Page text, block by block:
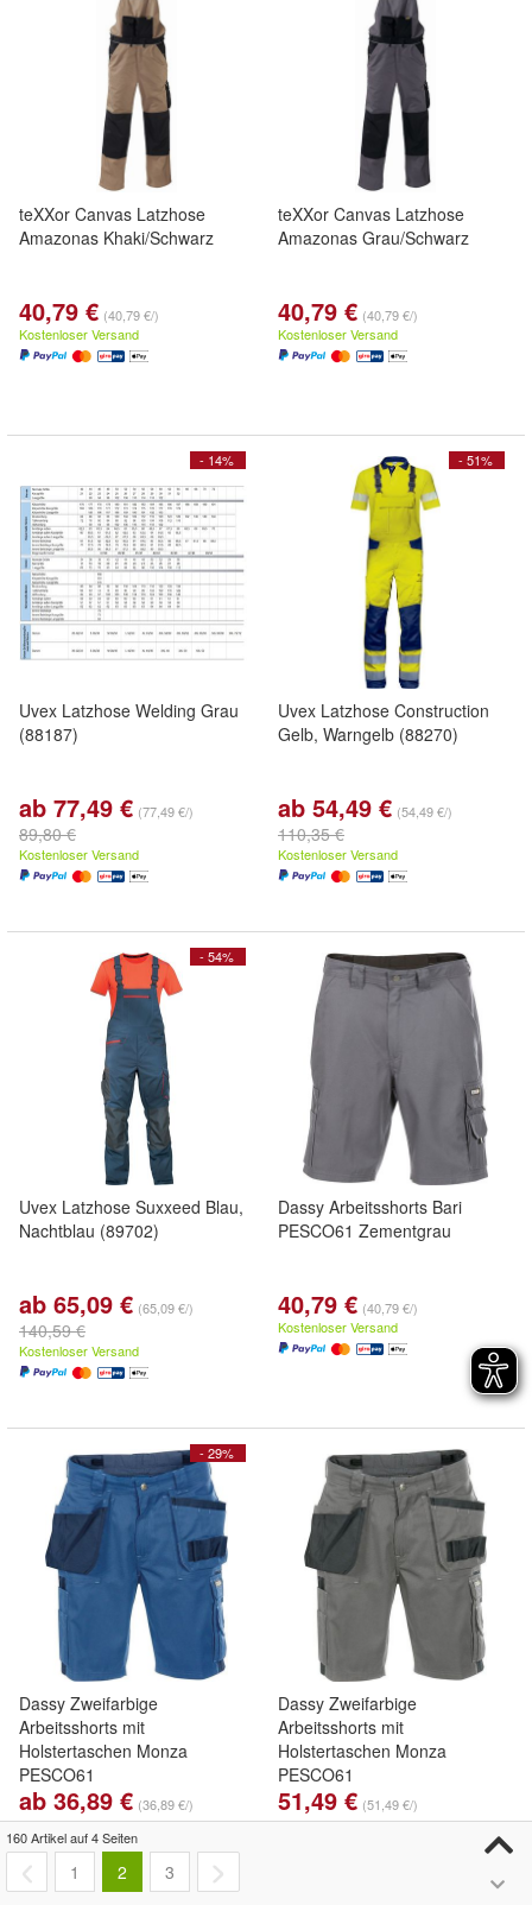
teXXor Canvas Latzhose
Amazonas Khaki/Schwarz
40,79 € (40,79 €/)
Kostenloser Versand
teXXor Canvas Latzhose
Amazonas Grau/Schwarz
40,79 € (40,79 €/)
Kostenloser Versand
- 14%
Uvex Latzhose Welding Grau
(88187)
ab 77,49 € (77,49 €/)
89,80 €
Kostenloser Versand
- 51%
Uvex Latzhose Construction
Gelb, Warngelb (88270)
ab 54,49 € (54,49 €/)
110,35 €
Kostenloser Versand
- 54%
Uvex Latzhose Suxxeed Blau,
Nachtblau (89702)
ab 65,09 € (65,09 €/)
140,59 €
Kostenloser Versand
Dassy Arbeitsshorts Bari
PESCO61 Zementgrau
40,79 € (40,79 €/)
Kostenloser Versand
- 29%
Dassy Zweifarbige
Arbeitsshorts mit
Holstertaschen Monza
PESCO61
Kornblau/Dunkelblau
ab 36,89 € (36,89 €/)
51,65 €
Kostenloser Versand
Dassy Zweifarbige
Arbeitsshorts mit
Holstertaschen Monza
PESCO61
Zementgrau/Schwarz
51,49 € (51,49 €/)
51,65 €
160 Artikel auf 4 Seiten
1 2 3